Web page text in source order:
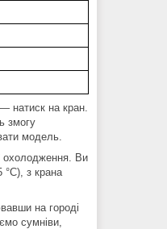
натиск на кран.
змогу
модель.
охолодження. Ви
°C), з крана
на городі
сумніви,